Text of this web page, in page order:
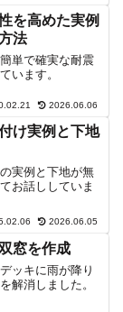
を高めた実例
法
単で確実な耐震
います。
2026.06.06
け実例と下地
実例と下地が無
お話ししていま
2026.06.05
窓を作成
ッキに雨が降り
解消しました。